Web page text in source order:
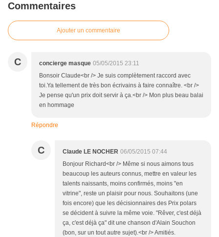
Commentaires
Ajouter un commentaire
C concierge masque 05/05/2015 23:11
Bonsoir Claude<br /> Je suis complètement raccord avec
toi.Ya tellement de très bon écrivains à faire connaître. <br />
Je pense qu'un prix doit servir à ça.<br /> Mon plus beau balai
en hommage
Répondre
C Claude LE NOCHER 06/05/2015 07:44
Bonjour Richard<br /> Même si nous aimons tous
beaucoup les auteurs connus, mettre en valeur les
talents naissants, moins confirmés, moins "en
vitrine", reste un plaisir pour nous. Souhaitons (une
fois encore) que les décisionnaires des Prix polars
se décident à suivre la même voie. "Rêver, c'est déjà
ça, c'est déjà ça" dit une chanson d'Alain Souchon
(bon, sur un tout autre sujet).<br /> Amitiés.